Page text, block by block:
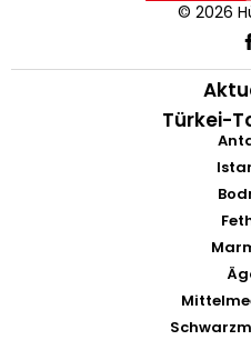
© 2026
Türkei-